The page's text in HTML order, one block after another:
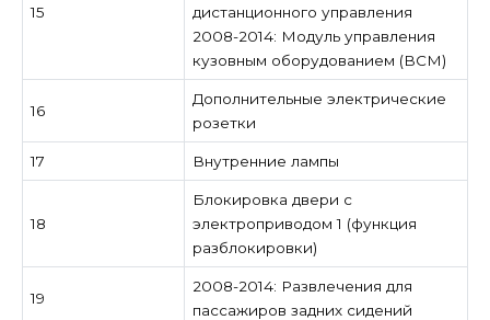
15
дистанционного управления
2008-2014: Модуль управления
кузовным оборудованием (BCM)
16
Дополнительные электрические
розетки
17 Внутренние лампы
18
Блокировка двери с
электроприводом 1 (функция
разблокировки)
19
2008-2014: Развлечения для
пассажиров задних сидений